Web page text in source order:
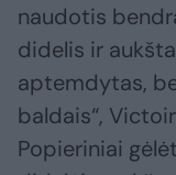
naudotis
didelis ir
aptemdytas,
baldais“,
Popieriniai